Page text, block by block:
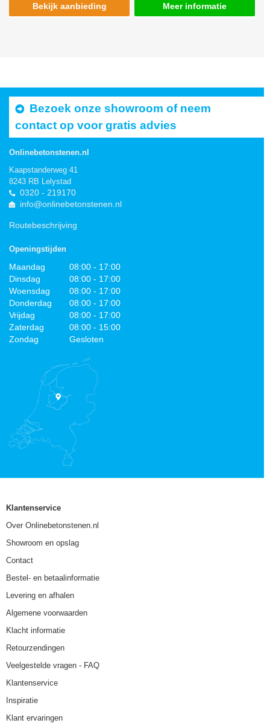
Bekijk aanbieding Meer informatie
Bezoek onze showroom of neem
contact op voor gratis advies
Onlinebetonstenen.nl
Kaapstanderweg 41
8243 RB Lelystad
0320 - 219170
info@onlinebetonstenen.nl
Routebeschrijving
Openingstijden
Maandag
08:00 - 17:00
Dinsdag
08:00 - 17:00
Woensdag
08:00 - 17:00
Donderdag
08:00 - 17:00
Vrijdag
08:00 - 17:00
Zaterdag
08:00 - 15:00
Zondag
Gesloten
Klantenservice
Over Onlinebetonstenen.nl
Showroom en opslag
Contact
Bestel- en betaalinformatie
Levering en afhalen
Algemene voorwaarden
Klacht informatie
Retourzendingen
Veelgestelde vragen - FAQ
Klantenservice
Inspiratie
Klant ervaringen